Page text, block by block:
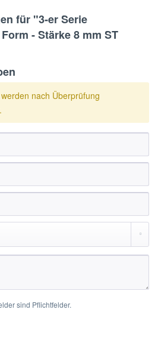
für "3-er Serie
- Stärke 8 mm ST
nach Überprüfung
sind Pflichtfelder.